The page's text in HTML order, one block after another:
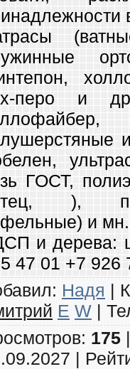
перо и
ГОСТ,
),
и мн.
и дерева:
47 01 +7 926
: Надя |
E W |
: 175
|